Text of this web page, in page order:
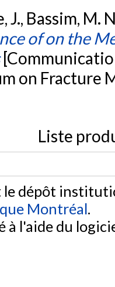
J., Bassim, M.
of on the
on Fracture
Liste
dépôt
Montréal.
à l'aide du